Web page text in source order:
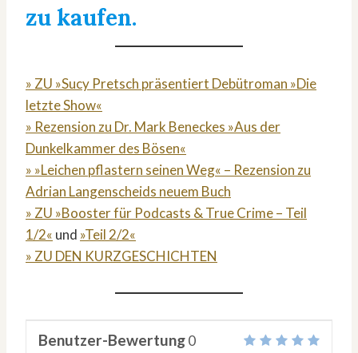
zu kaufen.
» ZU »Sucy Pretsch präsentiert Debütroman »Die
letzte Show«
» Rezension zu Dr. Mark Beneckes »Aus der
Dunkelkammer des Bösen«
» »Leichen pflastern seinen Weg« – Rezension zu
Adrian Langenscheids neuem Buch
» ZU »Booster für Podcasts & True Crime – Teil
1/2« und »Teil 2/2«
» ZU DEN KURZGESCHICHTEN
Benutzer-Bewertung0